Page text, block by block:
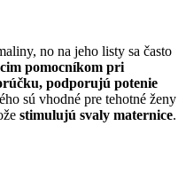
no na jeho listy sa často
pomocníkom pri
podporujú potenie
sú vhodné pre tehotné ženy
stimulujú svaly maternice.